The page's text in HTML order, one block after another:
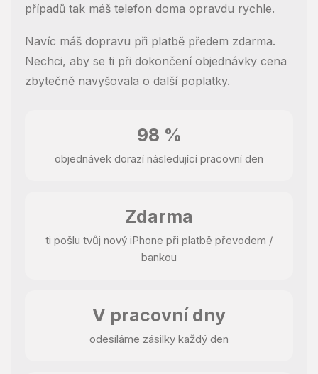
případů tak máš telefon doma opravdu rychle.
Navíc máš dopravu při platbě předem zdarma.
Nechci, aby se ti při dokončení objednávky cena
zbytečně navyšovala o další poplatky.
98 %
objednávek dorazí následující pracovní den
Zdarma
ti pošlu tvůj nový iPhone při platbě převodem /
bankou
V pracovní dny
odesíláme zásilky každý den